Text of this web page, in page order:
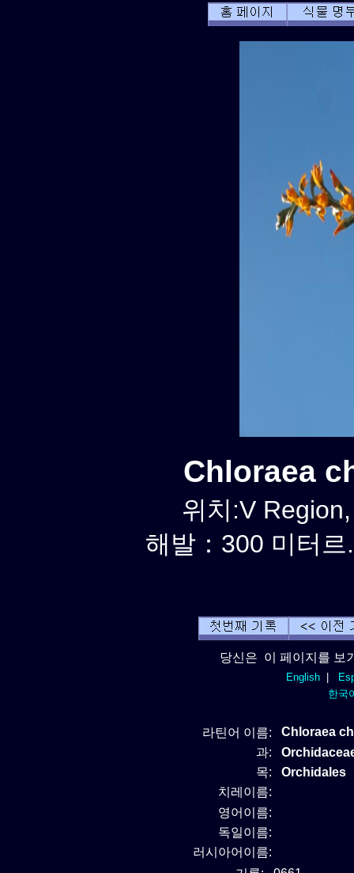
Chloraea
위치:V
해발：300 미터
당신은 이 페이지를 보
English|
한국
라틴어 이름:
Chloraea
과:
목:
Orchidales
치레이름:
영어이름:
독일이름:
러시아어이름: